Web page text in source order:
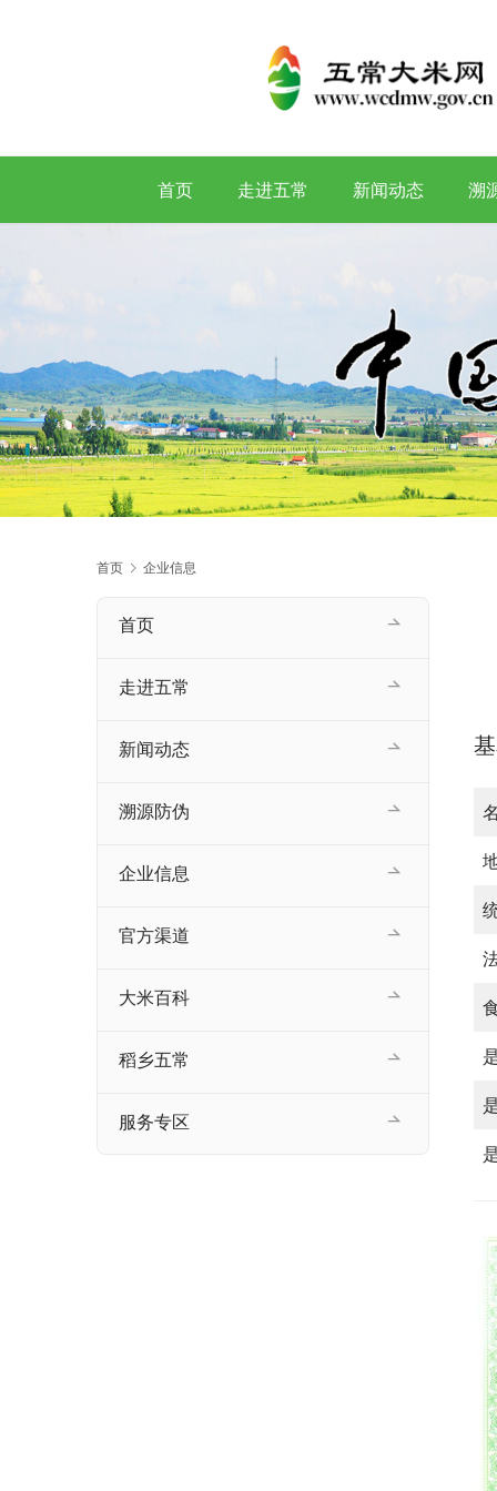
首页 走进五常 新闻动态 溯
首页 企业信息
首页
走进五常
新闻动态
溯源防伪
企业信息
官方渠道
大米百科
稻乡五常
服务专区